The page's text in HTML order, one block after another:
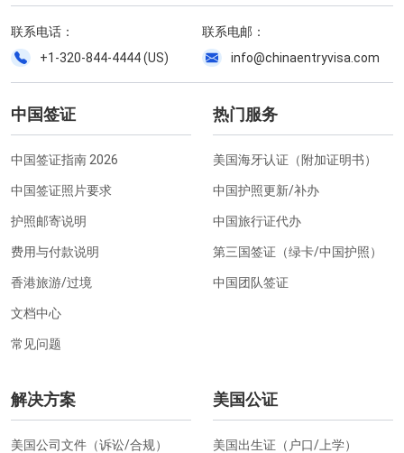
联系电话：
+1-320-844-4444 (US)
联系电邮：
info@chinaentryvisa.com
中国签证
中国签证指南 2026
中国签证照片要求
护照邮寄说明
费用与付款说明
香港旅游/过境
文档中心
常见问题
热门服务
美国海牙认证（附加证明书）
中国护照更新/补办
中国旅行证代办
第三国签证（绿卡/中国护照）
中国团队签证
解决方案
美国公司文件（诉讼/合规）
美国公证
美国出生证（户口/上学）